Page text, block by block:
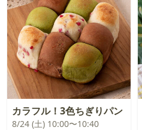
カラフル！3色ちぎりパン
8/24 (土) 10:00〜10:40